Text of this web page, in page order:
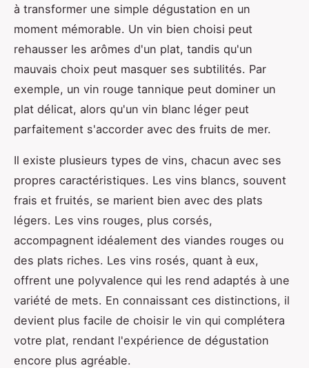
à transformer une simple dégustation en un
moment mémorable. Un vin bien choisi peut
rehausser les arômes d'un plat, tandis qu'un
mauvais choix peut masquer ses subtilités. Par
exemple, un vin rouge tannique peut dominer un
plat délicat, alors qu'un vin blanc léger peut
parfaitement s'accorder avec des fruits de mer.
Il existe plusieurs types de vins, chacun avec ses
propres caractéristiques. Les vins blancs, souvent
frais et fruités, se marient bien avec des plats
légers. Les vins rouges, plus corsés,
accompagnent idéalement des viandes rouges ou
des plats riches. Les vins rosés, quant à eux,
offrent une polyvalence qui les rend adaptés à une
variété de mets. En connaissant ces distinctions, il
devient plus facile de choisir le vin qui complétera
votre plat, rendant l'expérience de dégustation
encore plus agréable.